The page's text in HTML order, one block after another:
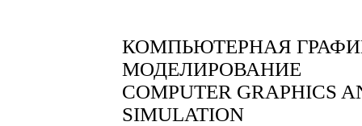
КОМПЬЮТЕРНАЯ
МОДЕЛИРОВАНИЕ
COMPUTER GRAPHICS
SIMULATION